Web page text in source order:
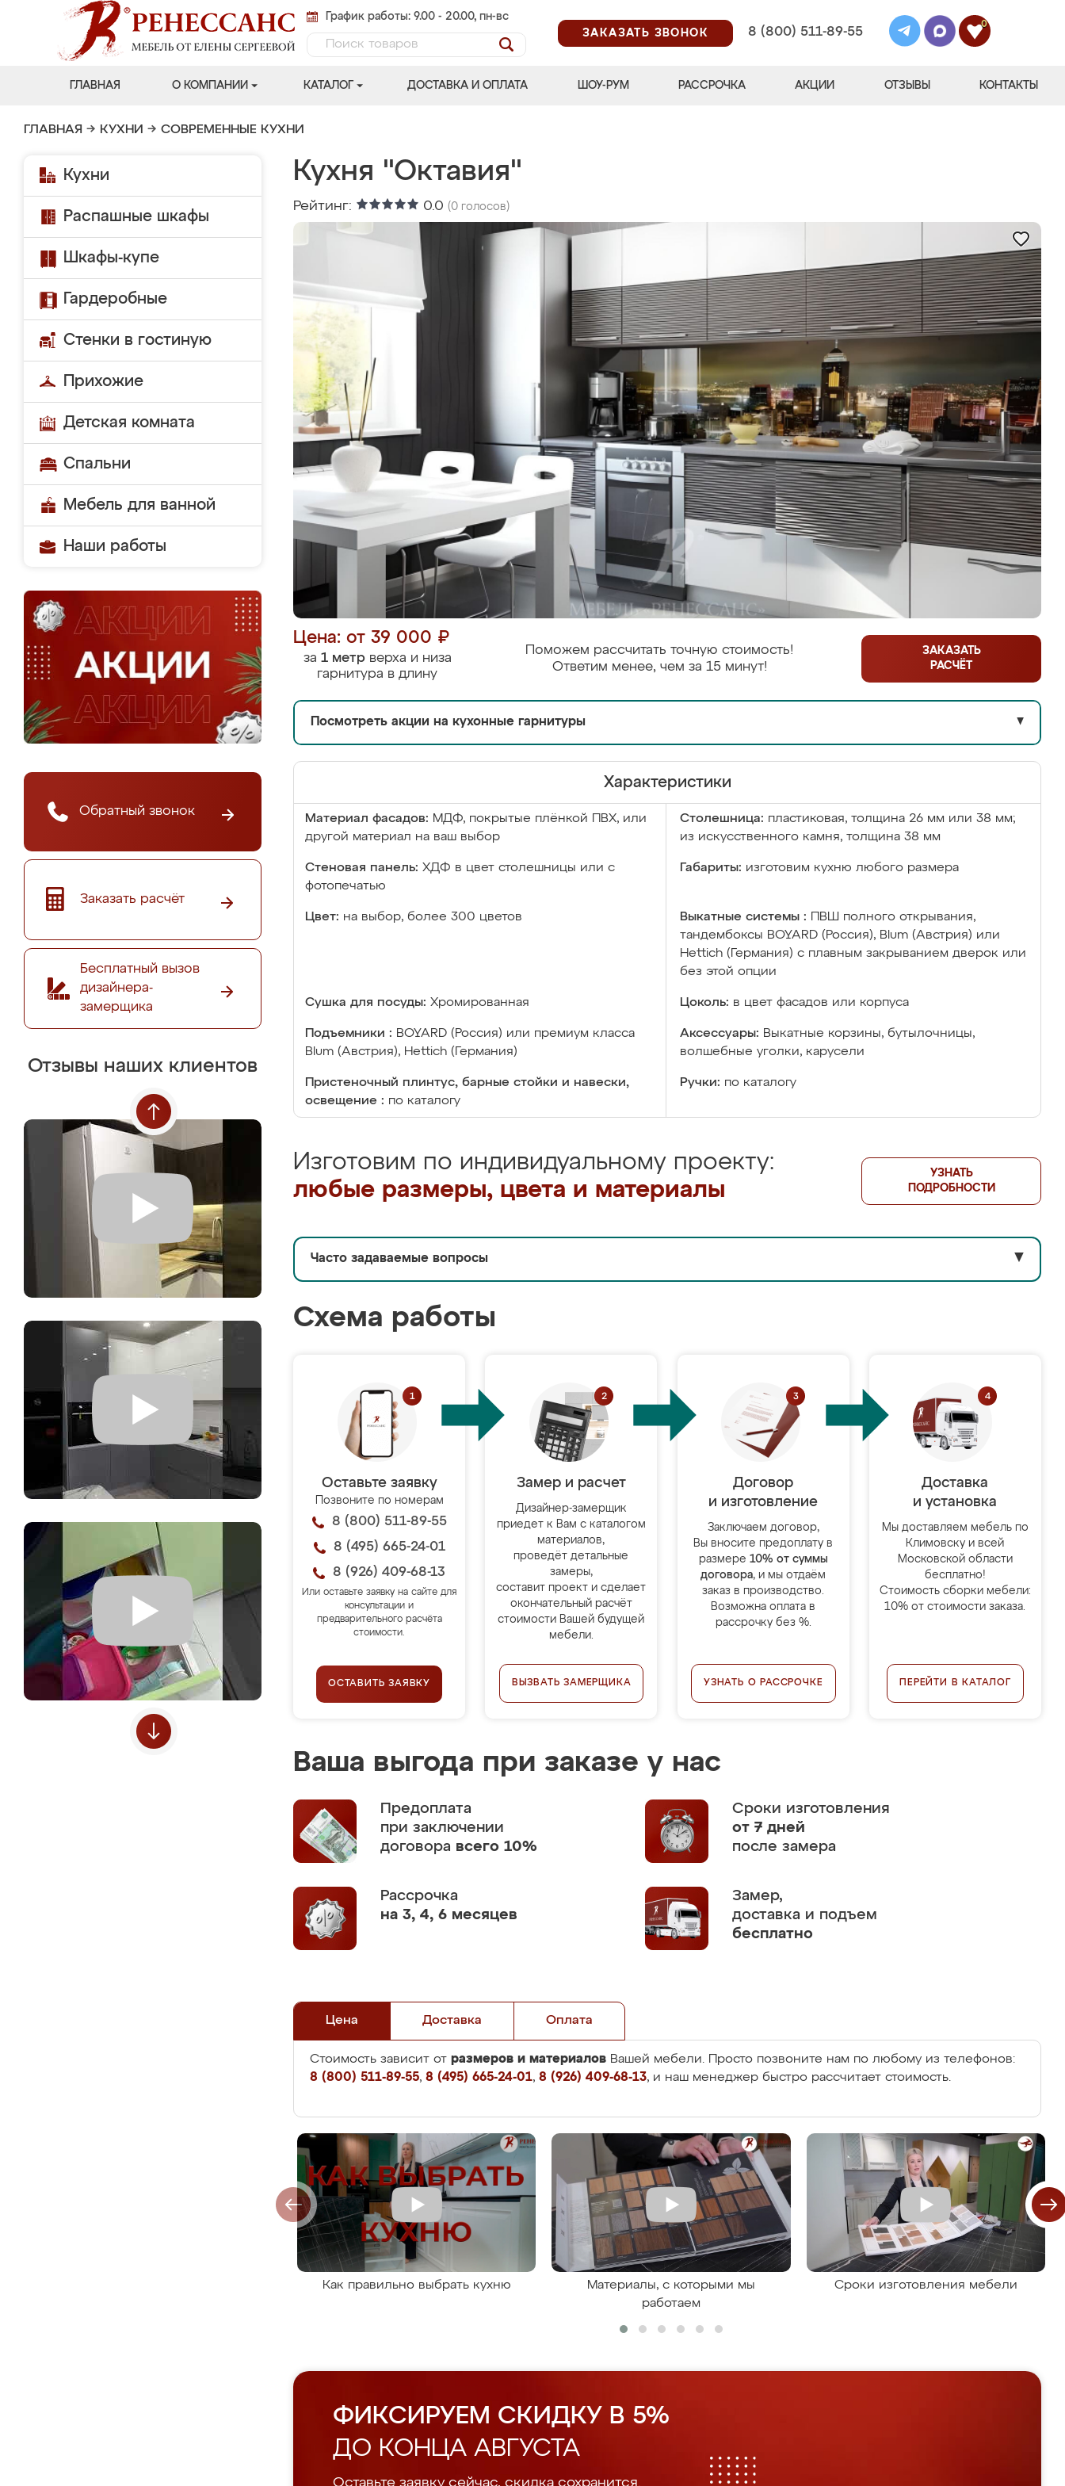
График работы: 9.00 - 20.00, пн-вс
ЗАКАЗАТЬ ЗВОНОК
8 (800) 511-89-55
0
ГЛАВНАЯ О КОМПАНИИ КАТАЛОГ ДОСТАВКА И ОПЛАТА ШОУ-РУМ РАССРОЧКА АКЦИИ ОТЗЫВЫ КОНТАКТЫ
ГЛАВНАЯ → КУХНИ → СОВРЕМЕННЫЕ КУХНИ
Кухни
Распашные шкафы
Шкафы-купе
Гардеробные
Стенки в гостиную
Прихожие
Детская комната
Спальни
Мебель для ванной
Наши работы
Обратный звонок
Заказать расчёт
Бесплатный вызов
дизайнера-
замерщика
Отзывы наших клиентов
Кухня "Октавия"
Рейтинг: 0.0 (0 голосов)
Цена: от 39 000 ₽
за 1 метрверха и низа
гарнитура в длину
Поможем рассчитать точную стоимость!
Ответим менее, чем за 15 минут!
ЗАКАЗАТЬ
РАСЧЁТ
Посмотреть акции на кухонные гарнитуры ▼
Характеристики
Материал фасадов: МДФ, покрытые плёнкой ПВХ, или
другой материал на ваш выбор
Столешница: пластиковая, толщина 26 мм или 38 мм;
из искусственного камня, толщина 38 мм
Стеновая панель: ХДФ в цвет столешницы или с
фотопечатью
Габариты: изготовим кухню любого размера
Цвет: на выбор, более 300 цветов Выкатные системы :
ПВШ полного открывания,
тандембоксы BOYARD (Россия), Blum (Австрия) или
Hettich (Германия) с плавным закрыванием дверок или
без этой опции
Сушка для посуды: Хромированная Цоколь: в цвет фасадов или корпуса
Подъемники : BOYARD (Россия) или премиум класса
Blum (Австрия), Hettich (Германия)
Аксессуары: Выкатные корзины, бутылочницы,
волшебные уголки, карусели
Пристеночный плинтус, барные стойки и навески,
освещение : по каталогу
Ручки: по каталогу
Изготовим по индивидуальному проекту:
любые размеры, цвета и материалы
УЗНАТЬ
ПОДРОБНОСТИ
Часто задаваемые вопросы ▼
Схема работы
Оставьте заявку
Позвоните по номерам
8 (800) 511-89-55
8 (495) 665-24-01
8 (926) 409-68-13
Или оставьте заявку на сайте для
консультации и
предварительного расчёта
стоимости.
ОСТАВИТЬ ЗАЯВКУ
Замер и расчет
Дизайнер-замерщик
приедет к Вам с каталогом
материалов,
проведёт детальные
замеры,
составит проект и сделает
окончательный расчёт
стоимости Вашей будущей
мебели.
ВЫЗВАТЬ ЗАМЕРЩИКА
Договор
и изготовление
Заключаем договор,
Вы вносите предоплату в
размере 10% от суммы
договора, и мы отдаём
заказ в производство.
Возможна оплата в
рассрочку без %.
УЗНАТЬ О РАССРОЧКЕ
Доставка
и установка
Мы доставляем мебель по
Климовску и всей
Московской области
бесплатно!
Стоимость сборки мебели:
10% от стоимости заказа.
ПЕРЕЙТИ В КАТАЛОГ
Ваша выгода при заказе у нас
Предоплата
при заключении
договора всего 10%
Сроки изготовления
от 7 дней
после замера
Рассрочка
на 3, 4, 6 месяцев
Замер,
доставка и подъем
бесплатно
Цена Доставка Оплата
Стоимость зависит от размеров и материалов Вашей мебели. Просто позвоните нам по любому из телефонов:
8 (800) 511-89-55, 8 (495) 665-24-01, 8 (926) 409-68-13, и наш менеджер быстро рассчитает стоимость.
Как правильно выбрать кухню
Материалы, с которыми мы
работаем
Сроки изготовления мебели
ФИКСИРУЕМ СКИДКУ В 5%
ДО КОНЦА АВГУСТА
Оставьте заявку сейчас, скидка сохранится.